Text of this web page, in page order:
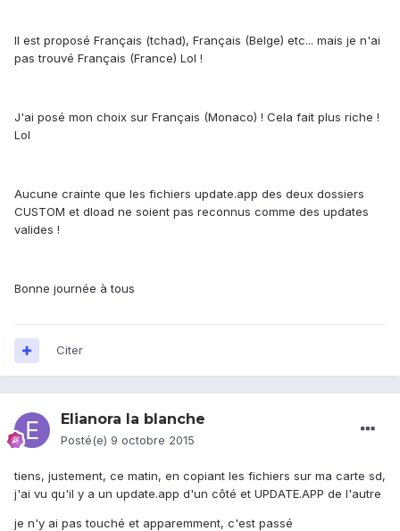
Il est proposé Français (tchad), Français (Belge) etc... mais je n'ai
pas trouvé Français (France) Lol !
J'ai posé mon choix sur Français (Monaco) ! Cela fait plus riche !
Lol
Aucune crainte que les fichiers update.app des deux dossiers
CUSTOM et dload ne soient pas reconnus comme des updates
valides !
Bonne journée à tous
Citer
Elianora la blanche
Posté(e) 9 octobre 2015
tiens, justement, ce matin, en copiant les fichiers sur ma carte sd,
j'ai vu qu'il y a un update.app d'un côté et UPDATE.APP de l'autre
je n'y ai pas touché et apparemment, c'est passé